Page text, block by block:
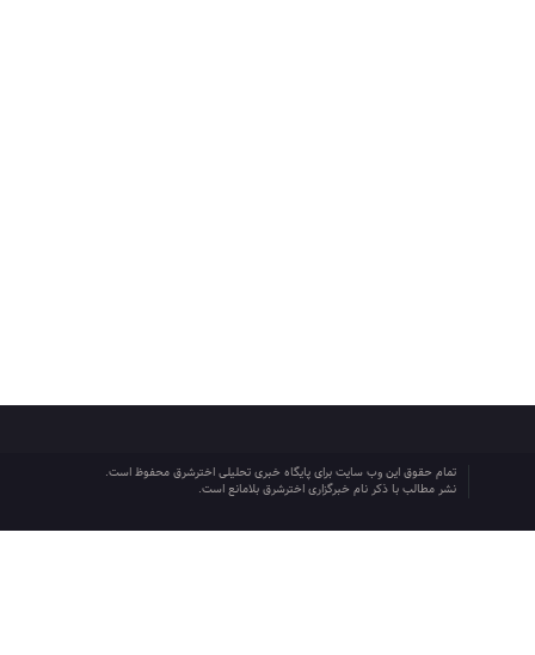
تمام حقوق این وب سایت برای پایگاه خبری تحلیلی اخترشرق محفوظ است.
نشر مطالب با ذکر نام خبرگزاری اخترشرق بلامانع است.